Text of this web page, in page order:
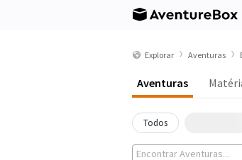
Explorar Aventuras
Aventuras
Todos